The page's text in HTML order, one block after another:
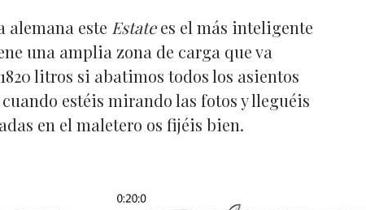
alemana este Estatees el más inteligente
una amplia zona de carga que va
litros si abatimos todos los asientos
estéis mirando las fotos y lleguéis
en el maletero os fijéis bien.